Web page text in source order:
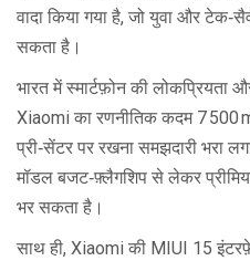
वादा किया गया है, जो युवा और
सकता है।
भारत में स्मार्टफ़ोन की
Xiaomi का रणनीतिक कदम 7 500
प्री‑सेंटर पर रखना समझदारी भरा
मॉडल बजट‑फ़्लैगशिप से लेकर
भर सकता है।
साथ ही, Xiaomi की MIUI 15